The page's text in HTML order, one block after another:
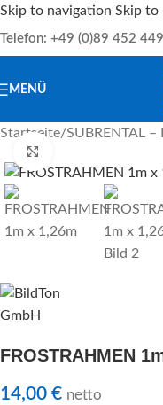
Skip to navigation Skip to
Telefon: +49 (0)89 452
MENÜ
Startseite/SUBRENTAL –
FROSTRAHMEN
14,00 € netto